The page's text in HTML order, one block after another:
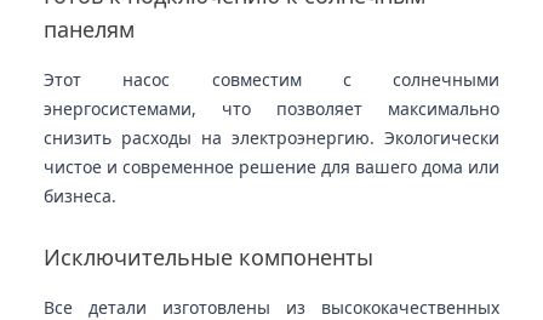
панелям
Этот насос совместим с солнечными
энергосистемами, что позволяет максимально
снизить расходы на электроэнергию. Экологически
чистое и современное решение для вашего дома или
бизнеса.
Исключительные компоненты
Все детали изготовлены из высококачественных